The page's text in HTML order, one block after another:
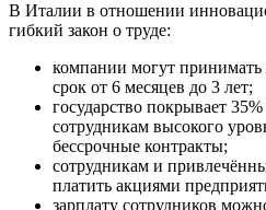
В Италии в отношении
гибкий закон о труде:
компании могут принимать
срок от 6 месяцев до 3 лет;
государство покрывает
сотрудникам высокого
бессрочные контракты;
сотрудникам и
платить акциями
зарплату сотрудников